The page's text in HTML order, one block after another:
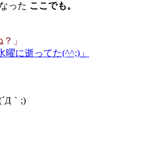
った ここでも。
」
曜に逝ってた(^^;)」
｀;)